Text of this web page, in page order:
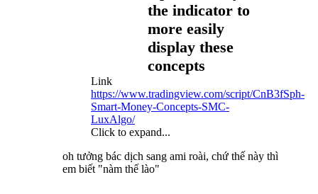
the indicator to
more easily
display these
concepts
Link
https://www.tradingview.com/script/CnB3fSph-
Smart-Money-Concepts-SMC-
LuxAlgo/
Click to expand...
oh tưởng bác dịch sang ami roài, chứ thế này thì
em biết "nàm thế lào"